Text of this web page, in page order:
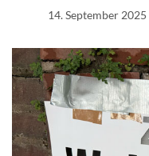
14. September 2025